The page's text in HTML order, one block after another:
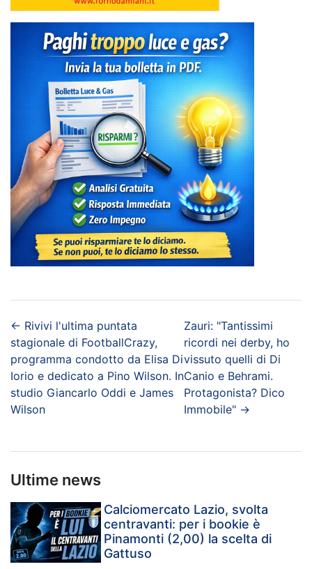
← Rivivi l'ultima puntata
stagionale di FootballCrazy,
programma condotto da Elisa Di
Iorio e dedicato a Pino Wilson. In
studio Giancarlo Oddi e James
Wilson
Zauri: "Tantissimi
ricordi nei derby, ho
vissuto quelli di Di
Canio e Behrami.
Protagonista? Dico
Immobile" →
Ultime news
Calciomercato Lazio, svolta
centravanti: per i bookie è
Pinamonti (2,00) la scelta di
Gattuso